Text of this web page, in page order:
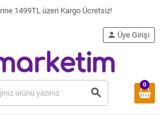
1499TL üzeri Kargo Ücretsiz!
search
person Üye Girişi
0